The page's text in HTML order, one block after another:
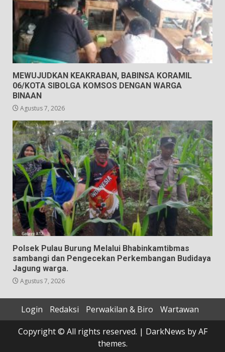
MEWUJUDKAN KEAKRABAN, BABINSA KORAMIL
06/KOTA SIBOLGA KOMSOS DENGAN WARGA
BINAAN
Agustus 7, 2026
Polsek Pulau Burung Melalui Bhabinkamtibmas
sambangi dan Pengecekan Perkembangan Budidaya
Jagung warga.
Agustus 7, 2026
Login Redaksi Perwakilan & Biro
Wartawan
Copyright © All rights reserved. | DarkNews by AF
themes.